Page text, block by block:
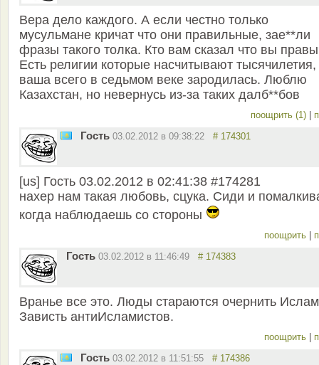
Вера дело каждого. А если честно только
мусульмане кричат что они правильные, зае**ли
фразы такого толка. Кто вам сказал что вы
Есть религии которые насчитывают тысячилетия,
ваша всего в седьмом веке зародилась. Люблю
Казахстан, но невернусь из-за таких далб**бов
поощрить (1)
Гость 03.02.2012 в 09:38:22 # 174301
[us] Гость 03.02.2012 в 02:41:38 #174281
нахер нам такая любовь, сцука. Сиди и
когда наблюдаешь со стороны
поощрить
Гость 03.02.2012 в 11:46:49 # 174383
Вранье все это. Люды стараются очернить
Зависть антиИсламистов.
поощрить
Гость 03.02.2012 в 11:51:55 # 174386